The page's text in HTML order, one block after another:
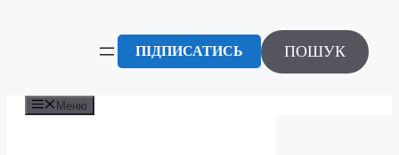
ПІДПИСАТИСЬ ПОШУК
Меню